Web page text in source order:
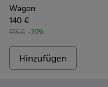
Wagon
140 €
175 € -20%
Hinzufügen